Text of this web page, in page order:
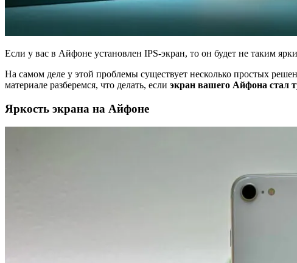
Если у вас в Айфоне установлен IPS-экран, то он будет не таким
На самом деле у этой проблемы существует несколько простых
материале разберемся, что делать, если экран вашего Айфона стал
Яркость экрана на Айфоне